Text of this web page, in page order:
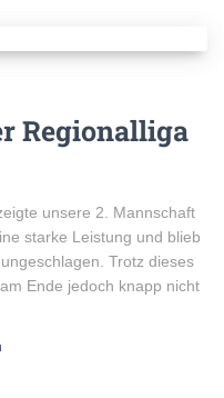
Regionalliga
unsere 2. Mannschaft
starke Leistung und blieb
Trotz dieses
Ende jedoch knapp nicht